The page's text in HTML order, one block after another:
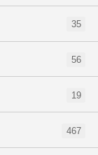
35
56
19
467